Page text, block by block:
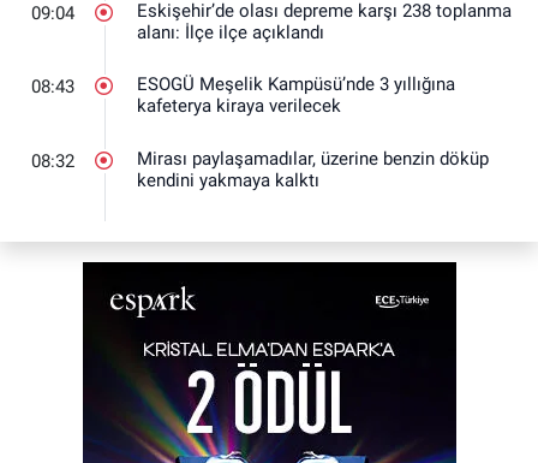
09:04
Eskişehir’de olası depreme karşı 238 toplanma
alanı: İlçe ilçe açıklandı
08:43
ESOGÜ Meşelik Kampüsü’nde 3 yıllığına
kafeterya kiraya verilecek
08:32
Mirası paylaşamadılar, üzerine benzin döküp
kendini yakmaya kalktı